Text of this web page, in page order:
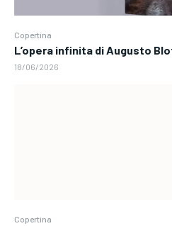
Copertina
L’opera infinita di Augusto
18/06/2026
Copertina